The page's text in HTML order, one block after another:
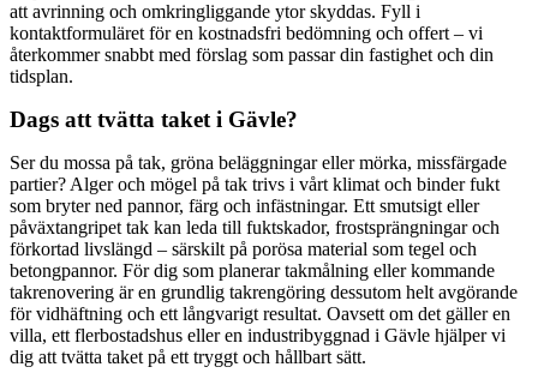
att avrinning och omkringliggande ytor skyddas. Fyll i
kontaktformuläret för en kostnadsfri bedömning och offert – vi
återkommer snabbt med förslag som passar din fastighet och din
tidsplan.
Dags att tvätta taket i Gävle?
Ser du mossa på tak, gröna beläggningar eller mörka, missfärgade
partier? Alger och mögel på tak trivs i vårt klimat och binder fukt
som bryter ned pannor, färg och infästningar. Ett smutsigt eller
påväxtangripet tak kan leda till fuktskador, frostsprängningar och
förkortad livslängd – särskilt på porösa material som tegel och
betongpannor. För dig som planerar takmålning eller kommande
takrenovering är en grundlig takrengöring dessutom helt avgörande
för vidhäftning och ett långvarigt resultat. Oavsett om det gäller en
villa, ett flerbostadshus eller en industribyggnad i Gävle hjälper vi
dig att tvätta taket på ett tryggt och hållbart sätt.